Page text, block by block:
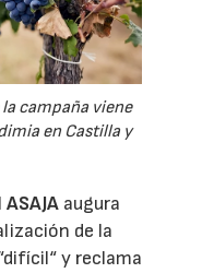
campaña viene
en Castilla y
ASAJA augura
de la
y reclama